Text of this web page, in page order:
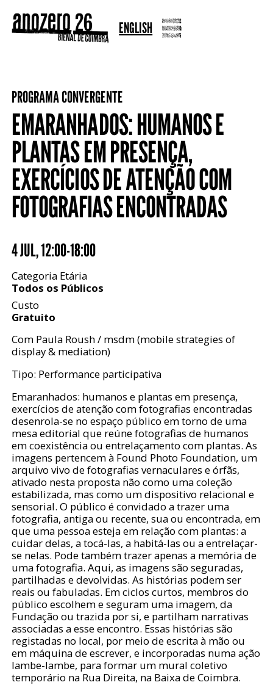
ENGLISH
PROGRAMA CONVERGENTE
EMARANHADOS: HUMANOS E
PLANTAS EM PRESENÇA,
EXERCÍCIOS DE ATENÇÃO COM
FOTOGRAFIAS ENCONTRADAS
4 JUL,12:00-18:00
Categoria Etária
Todos os Públicos
Custo
Gratuito
Com Paula Roush / msdm (mobile strategies of
display & mediation)
Tipo: Performance participativa
Emaranhados: humanos e plantas em presença,
exercícios de atenção com fotografias encontradas
desenrola-se no espaço público em torno de uma
mesa editorial que reúne fotografias de humanos
em coexistência ou entrelaçamento com plantas. As
imagens pertencem à Found Photo Foundation, um
arquivo vivo de fotografias vernaculares e órfãs,
ativado nesta proposta não como uma coleção
estabilizada, mas como um dispositivo relacional e
sensorial. O público é convidado a trazer uma
fotografia, antiga ou recente, sua ou encontrada, em
que uma pessoa esteja em relação com plantas: a
cuidar delas, a tocá-las, a habitá-las ou a entrelaçar-
se nelas. Pode também trazer apenas a memória de
uma fotografia. Aqui, as imagens são seguradas,
partilhadas e devolvidas. As histórias podem ser
reais ou fabuladas. Em ciclos curtos, membros do
público escolhem e seguram uma imagem, da
Fundação ou trazida por si, e partilham narrativas
associadas a esse encontro. Essas histórias são
registadas no local, por meio de escrita à mão ou
em máquina de escrever, e incorporadas numa ação
lambe-lambe, para formar um mural coletivo
temporário na Rua Direita, na Baixa de Coimbra.